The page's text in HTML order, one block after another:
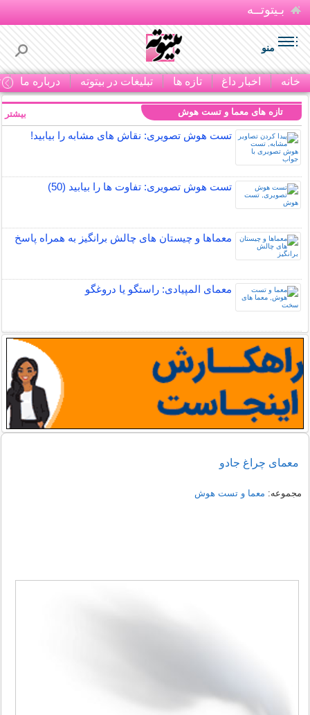
بـیتوتــه
منو
خانه اخبار داغ تازه ها تبلیغات در بیتوته درباره ما
تازه های معما و تست هوش
تست هوش تصویری: نقاش های مشابه را بیابید!
تست هوش تصویری: تفاوت ها را بیابید (50)
معماها و چیستان های چالش برانگیز به همراه پاسخ
معمای المپیادی: راستگو یا دروغگو
بیشتر
معمای چراغ جادو
مجموعه: معما و تست هوش